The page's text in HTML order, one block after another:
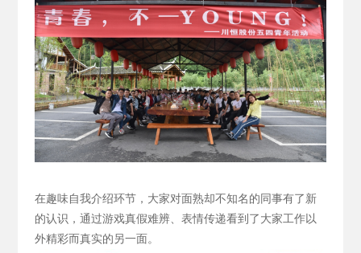
在趣味自我介绍环节，大家对面熟却不知名的同事有了新
的认识，通过游戏真假难辨、表情传递看到了大家工作以
外精彩而真实的另一面。